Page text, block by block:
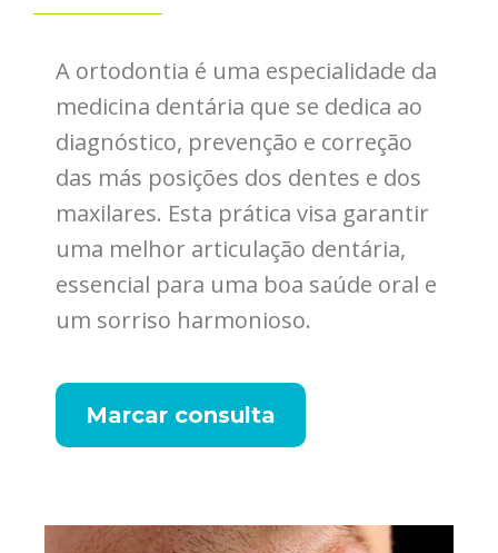
A ortodontia é uma especialidade da
medicina dentária que se dedica ao
diagnóstico, prevenção e correção
das más posições dos dentes e dos
maxilares. Esta prática visa garantir
uma melhor articulação dentária,
essencial para uma boa saúde oral e
um sorriso harmonioso.
Marcar consulta